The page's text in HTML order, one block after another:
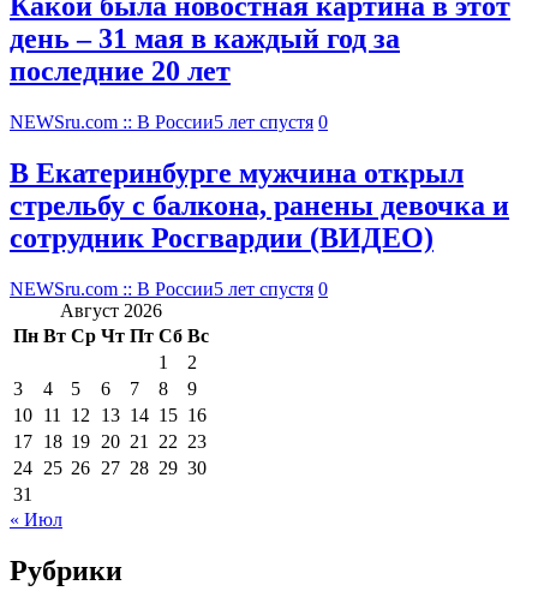
день – 31 мая в каждый год за
последние 20 лет
NEWSru.com :: В России5 лет спустя 0
В Екатеринбурге мужчина открыл
стрельбу с балкона, ранены девочка и
сотрудник Росгвардии (ВИДЕО)
NEWSru.com :: В России5 лет спустя 0
Август 2026
Пн Вт Ср Чт Пт Сб Вс
1
2
3
4 5 6 7 8
9
10 11 12 13 14 15 16
17 18 19 20 21 22 23
24 25 26 27 28 29 30
31
« Июл
Рубрики